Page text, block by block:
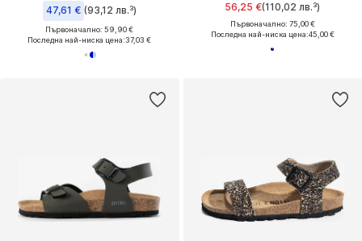
47,61 € (93,12 лв.³)
Първоначално: 59,90 €
Последна най-ниска цена:37,03 €
56,25 €(110,02 лв.³)
Първоначално: 75,00 €
Последна най-ниска цена:45,00 €